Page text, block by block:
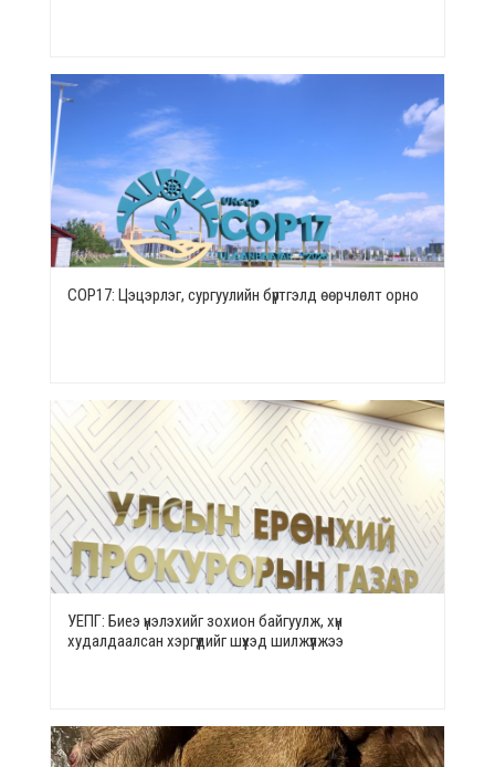
СОР17: Цэцэрлэг, сургуулийн бүртгэлд өөрчлөлт орно
УЕПГ: Биеэ үнэлэхийг зохион байгуулж, хүн
худалдаалсан хэргүүдийг шүүхэд шилжүүлжээ